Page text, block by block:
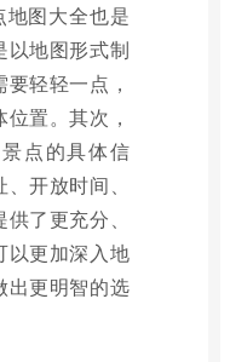
图大全也是
以地图形式制
轻轻一点，
置。其次，
点的具体信
开放时间、
了更充分、
以更加深入地
出更明智的选